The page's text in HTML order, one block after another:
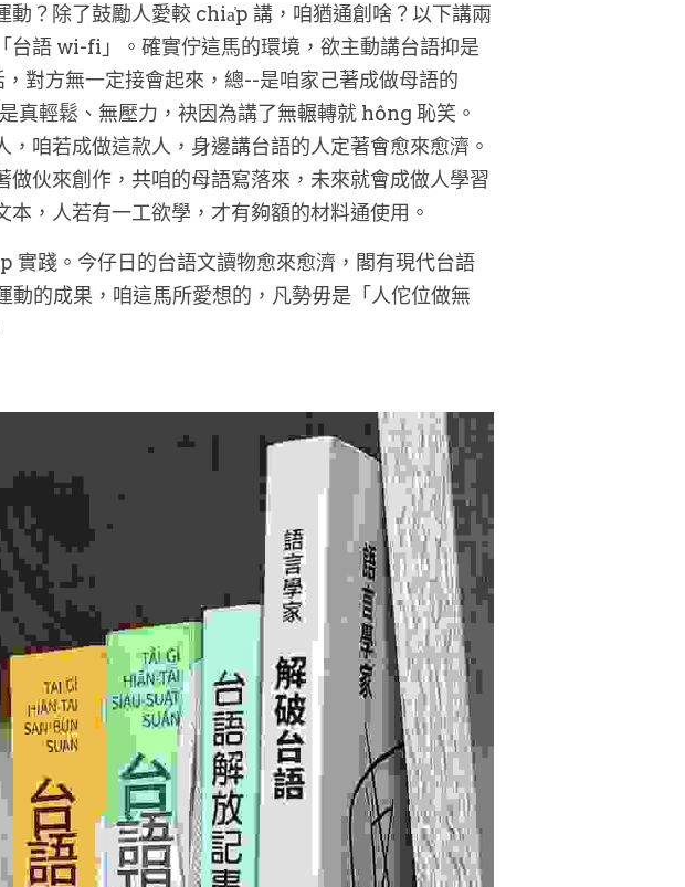
動？除了鼓勵人愛較 chia̍p 講，咱猶通創啥？以下講兩
台語 wi-fi」。確實佇這馬的環境，欲主動講台語抑是
對方無一定接會起來，總--是咱家己著成做母語的
真輕鬆、無壓力，袂因為講了無輾轉就 hông 恥笑。
咱若成做這款人，身邊講台語的人定著會愈來愈濟。
伙來創作，共咱的母語寫落來，未來就會成做人學習
，人若有一工欲學，才有夠額的材料通使用。
實踐。今仔日的台語文讀物愈來愈濟，閣有現代台語
的成果，咱這馬所愛想的，凡勢毋是「人佗位做無